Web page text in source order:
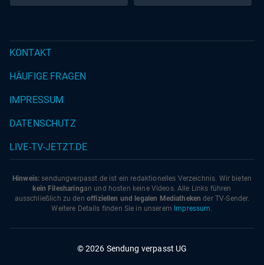
KONTAKT
HÄUFIGE FRAGEN
IMPRESSUM
DATENSCHUTZ
LIVE-TV-JETZT.DE
Hinweis: sendungverpasst.de ist ein redaktionelles Verzeichnis. Wir bieten
kein Filesharingan und hosten keine Videos. Alle Links führen
ausschließlich zu den offiziellen und legalen Mediatheken der TV-Sender.
Weitere Details finden Sie in unserem Impressum.
© 2026 Sendung verpasst UG